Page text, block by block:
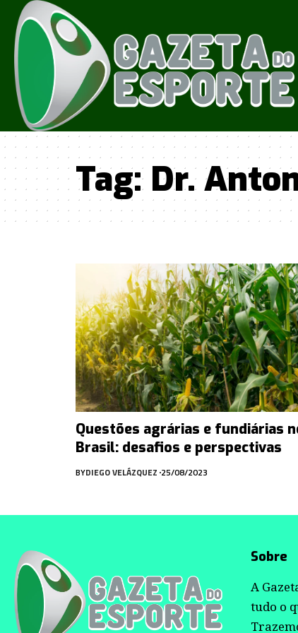
Tag: Dr.
Questões agrárias e fundiárias
Brasil: desafios e perspectivas
BYDIEGO VELÁZQUEZ 25/08/2023
Sobre
A
tudo o